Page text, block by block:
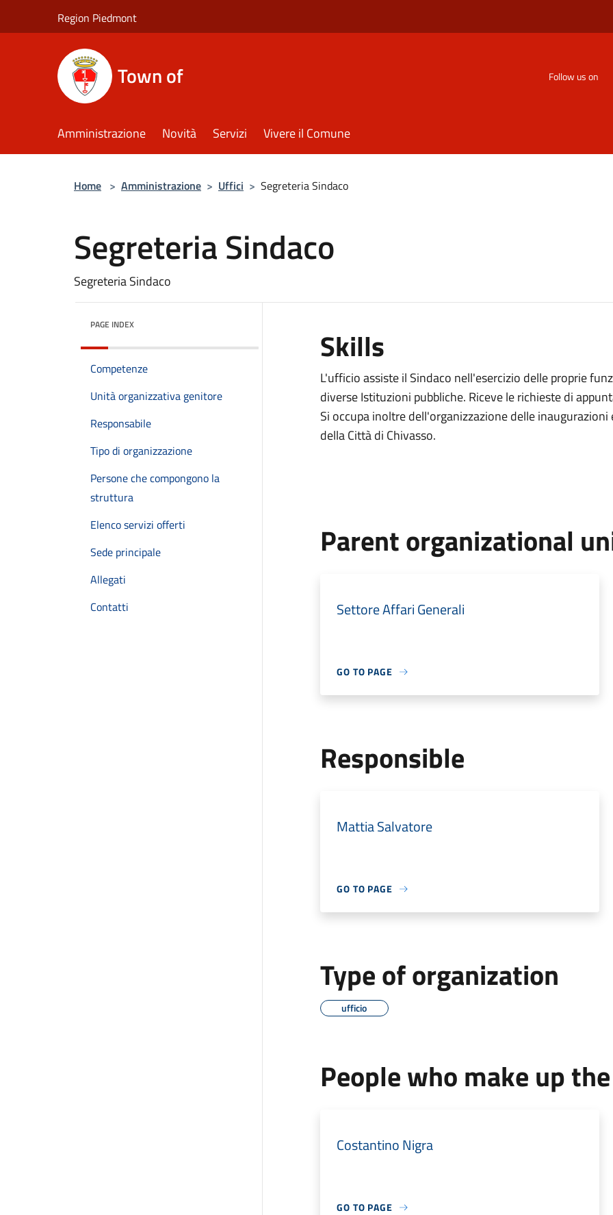
Region Piedmont
Town of Follow us on
Amministrazione Novità Servizi Vivere il Comune
Home > Amministrazione > Uffici > Segreteria Sindaco
Segreteria Sindaco
Segreteria Sindaco
PAGE INDEX
Competenze
Unità organizzativa genitore
Responsabile
Tipo di organizzazione
Persone che compongono la
struttura
Elenco servizi offerti
Sede principale
Allegati
Contatti
Skills
L'ufficio assiste il Sindaco nell'esercizio delle proprie
diverse Istituzioni pubbliche. Riceve le richieste di
Si occupa inoltre dell'organizzazione delle
della Città di Chivasso.
Parent organizational
Settore Affari Generali
GO TO PAGE
Responsible
Mattia Salvatore
GO TO PAGE
Type of organization
ufficio
People who make up
Costantino Nigra
GO TO PAGE